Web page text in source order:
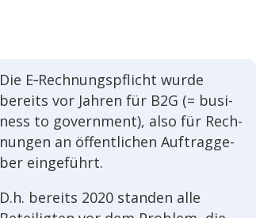
Die E‑Rechnungspflicht wurde
bereits vor Jahren für B2G (= busi­
ness to govern­ment), also für Rech­
nun­gen an öffent­li­chen Auftrag­ge­
ber eingeführt.
D.h. bereits 2020 stan­den alle